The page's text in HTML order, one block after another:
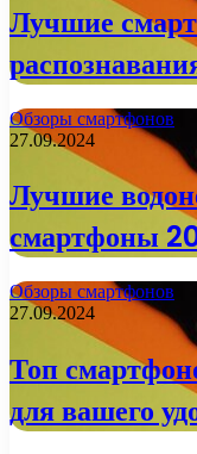
Лучшие
Обзоры смартфонов
27.09.2024
Лучшие
смартфоны
Обзоры смартфонов
27.09.2024
Топ
для вашего